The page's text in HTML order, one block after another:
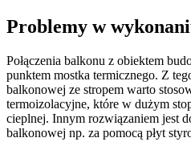
Problemy w
Połączenia balkonu z obiektem
punktem mostka termicznego. Z
balkonowej ze stropem warto
termoizolacyjne, które w dużym
cieplnej. Innym rozwiązaniem jest
balkonowej np. za pomocą płyt